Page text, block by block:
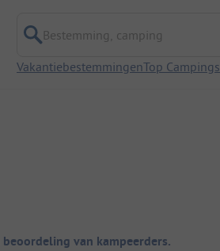
Bestemming, camping
VakantiebestemmingenTop Campings
van kampeerders.